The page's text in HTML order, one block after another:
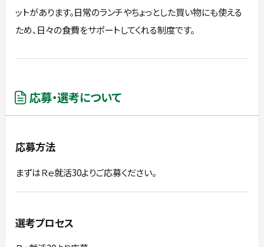
ットがあります。日常のランチやちょっとした買い物にも使える
ため、日々の食費をサポートしてくれる制度です。
応募・選考について
応募方法
まずはＲｅ就活30よりご応募ください。
選考プロセス